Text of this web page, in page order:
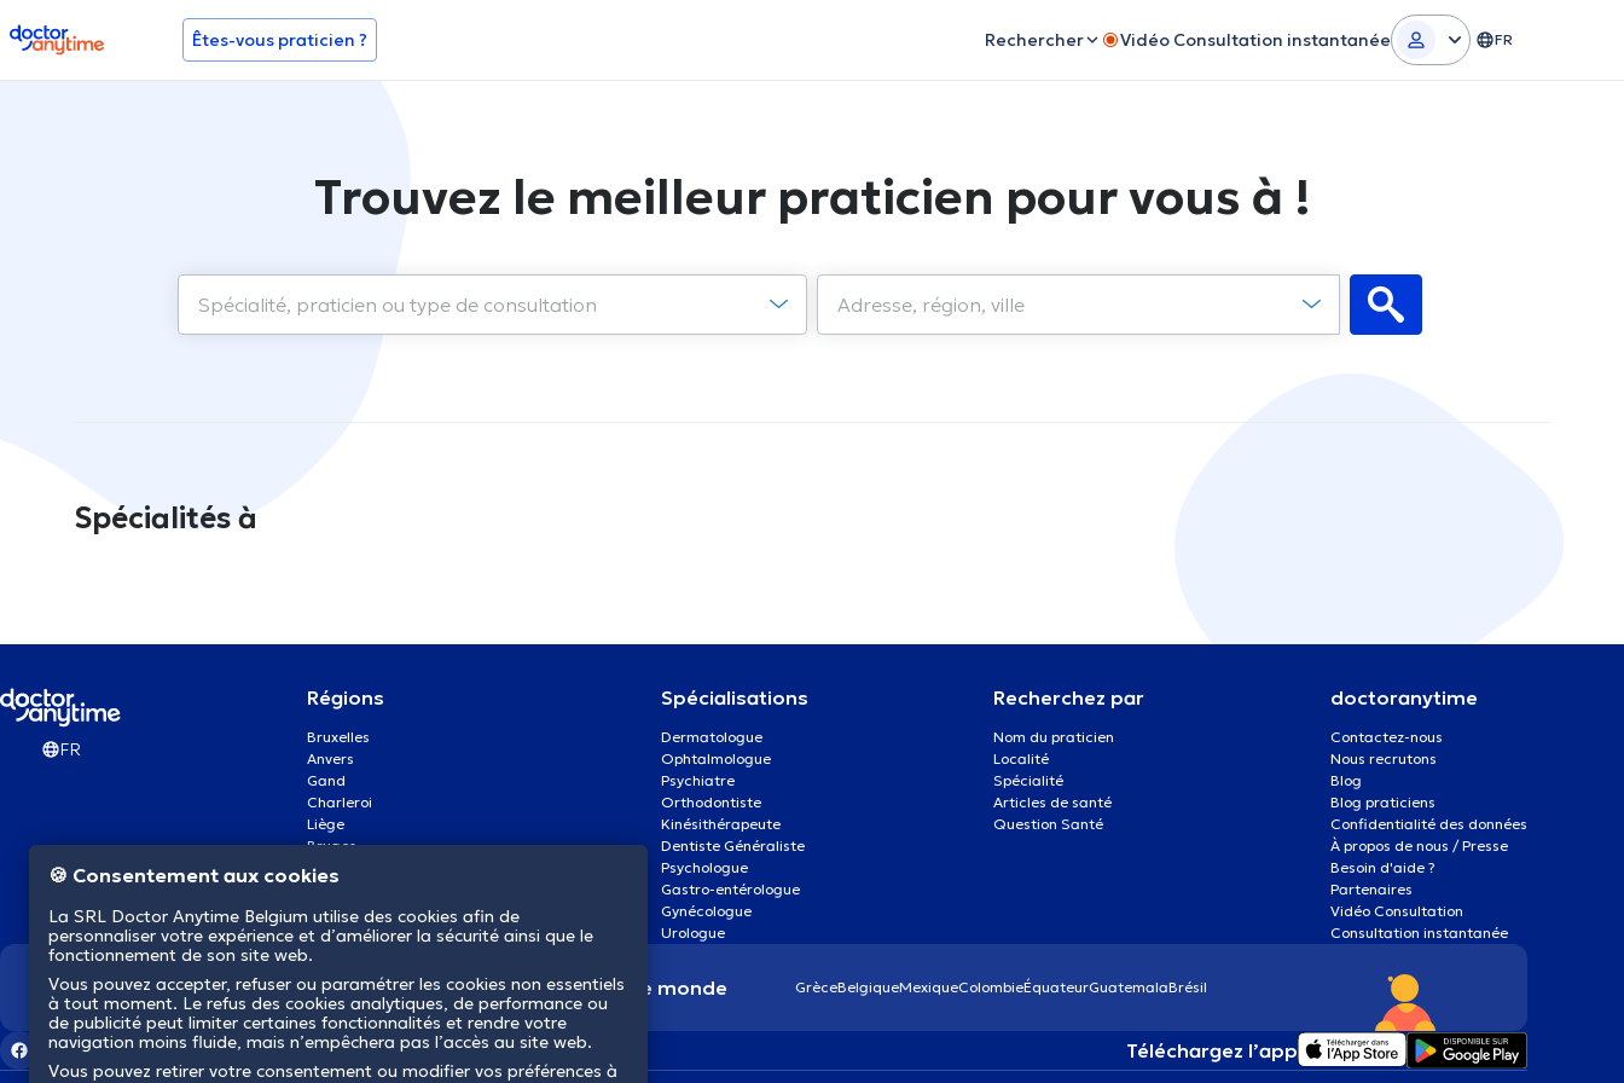
doctoranytime Êtes-vous praticien ? Rechercher Vidéo Consultation instantanée FR
Trouvez le meilleur praticien pour vous à !
Spécialités à
FR
Régions
Bruxelles
Anvers
Gand
Charleroi
Liège
Bruges
Namur
Mons
Aalst Flandre-Orientale
Spécialisations
Dermatologue
Ophtalmologue
Psychiatre
Orthodontiste
Kinésithérapeute
Dentiste Généraliste
Psychologue
Gastro-entérologue
Gynécologue
Urologue
Recherchez par
Nom du praticien
Localité
Spécialité
Articles de santé
Question Santé
doctoranytime
Contactez-nous
Nous recrutons
Blog
Blog praticiens
Confidentialité des données
À propos de nous / Presse
Besoin d'aide ?
Partenaires
Vidéo Consultation
Consultation instantanée
Nous révolutionnons la santé dans le monde GrèceBelgiqueMexiqueColombieÉquateurGuatemalaBrésil
Téléchargez l’app
🍪 Consentement aux cookies
La SRL Doctor Anytime Belgium utilise des cookies afin de
personnaliser votre expérience et d’améliorer la sécurité ainsi que le
fonctionnement de son site web.
Vous pouvez accepter, refuser ou paramétrer les cookies non essentiels
à tout moment. Le refus des cookies analytiques, de performance ou
de publicité peut limiter certaines fonctionnalités et rendre votre
navigation moins fluide, mais n’empêchera pas l’accès au site web.
Vous pouvez retirer votre consentement ou modifier vos préférences à